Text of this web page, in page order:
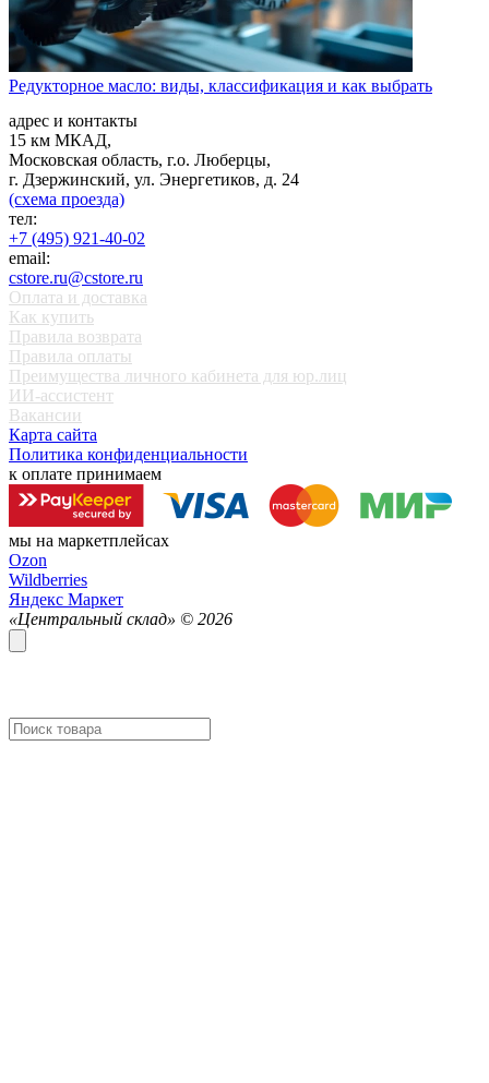
Редукторное масло: виды, классификация и как выбрать
адрес и контакты
15 км МКАД,
Московская область, г.о. Люберцы,
г. Дзержинский, ул. Энергетиков, д. 24
(схема проезда)
тел:
+7 (495) 921-40-02
email:
cstore.ru@cstore.ru
Оплата и доставка
Как купить
Правила возврата
Правила оплаты
Преимущества личного кабинета для юр.лиц
ИИ-ассистент
Вакансии
Карта сайта
Политика конфиденциальности
к оплате принимаем
мы на маркетплейсах
Ozon
Wildberries
Яндекс Маркет
«Центральный склад» © 2026